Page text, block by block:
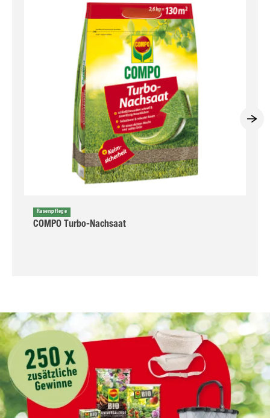
Rasenpflege
COMPO Turbo-Nachsaat